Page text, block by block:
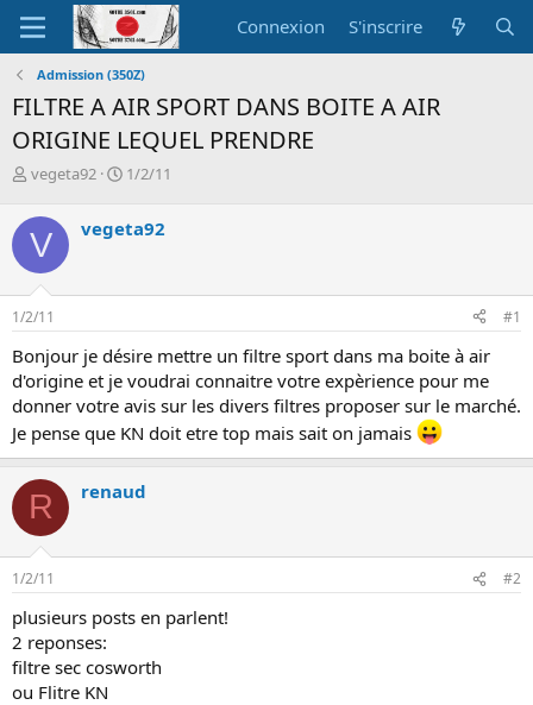
Connexion S'inscrire
Admission (350Z)
FILTRE A AIR SPORT DANS BOITE A AIR
ORIGINE LEQUEL PRENDRE
A
t
e
u
r
d
e
a
d
i
s
c
s
s
i
o
n
vegeta92
D
e
d
u
t
1/2/11
V vegeta92
1/2/11 #1
Bonjour je désire mettre un filtre sport dans ma boite à air
d'origine et je voudrai connaitre votre expèrience pour me
donner votre avis sur les divers filtres proposer sur le marché.
Je pense que KN doit etre top mais sait on jamais
R renaud
1/2/11 #2
plusieurs posts en parlent!
2 reponses:
filtre sec cosworth
ou Flitre KN